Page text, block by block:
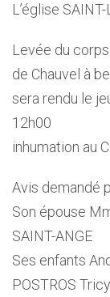
L’église
Levée du
de Chauvel à
sera rendu le
12h00
inhumation au
Avis demandé
Son épouse
SAINT-ANGE
Ses enfants
POSTROS Tricy